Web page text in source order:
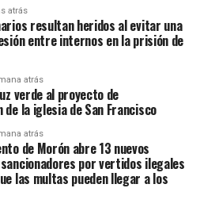
atrás
resultan heridos al evitar una
entre internos en la prisión de
atrás
verde al proyecto de
la iglesia de San Francisco
atrás
de Morón abre 13 nuevos
por vertidos ilegales
las multas pueden llegar a los